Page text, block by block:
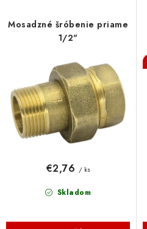
r
k
t
o
e
d
u
k
Mosadzné šróbenie priame
1/2"
Skladom
€2,76 / ks